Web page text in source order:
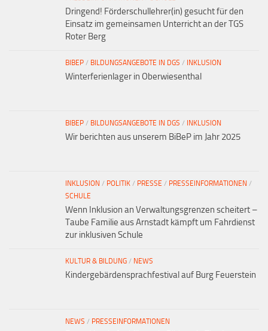
Dringend! Förderschullehrer(in) gesucht für den
Einsatz im gemeinsamen Unterricht an der TGS
Roter Berg
BIBEP / BILDUNGSANGEBOTE IN DGS / INKLUSION
Winterferienlager in Oberwiesenthal
BIBEP / BILDUNGSANGEBOTE IN DGS / INKLUSION
Wir berichten aus unserem BiBeP im Jahr 2025
INKLUSION / POLITIK / PRESSE / PRESSEINFORMATIONEN /
SCHULE
Wenn Inklusion an Verwaltungsgrenzen scheitert –
Taube Familie aus Arnstadt kämpft um Fahrdienst
zur inklusiven Schule
KULTUR & BILDUNG / NEWS
Kindergebärdensprachfestival auf Burg Feuerstein
NEWS / PRESSEINFORMATIONEN